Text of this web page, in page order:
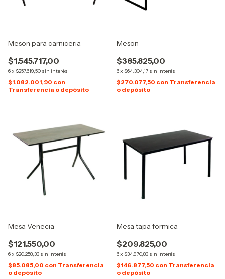
Meson para carniceria
$1.545.717,00
6x $257.619,50 sin interés
$1.082.001,90 con
Transferencia o depósito
Meson
$385.825,00
6x $64.304,17 sin interés
$270.077,50 con Transferencia
o depósito
Mesa Venecia
$121.550,00
6x $20.258,33 sin interés
$85.085,00 con Transferencia
o depósito
Mesa tapa formica
$209.825,00
6x $34.970,83 sin interés
$146.877,50 con Transferencia
o depósito